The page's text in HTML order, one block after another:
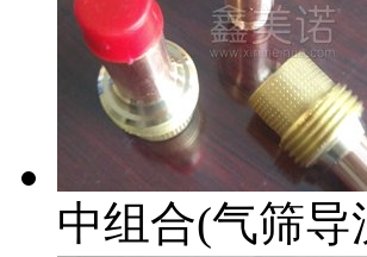
中组合(气筛导